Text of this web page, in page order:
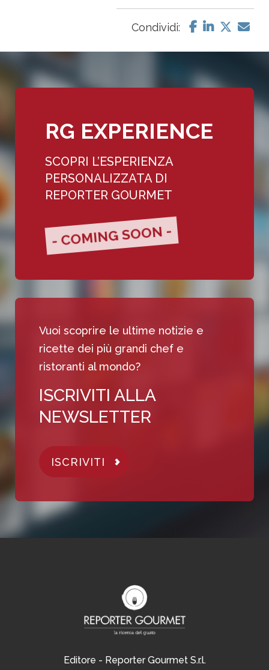
Condividi:
RG EXPERIENCE
SCOPRI L’ESPERIENZA
PERSONALIZZATA DI
REPORTER GOURMET
- COMING SOON -
Vuoi scoprire le ultime notizie e
ricette dei più grandi chef e
ristoranti al mondo?
ISCRIVITI ALLA
NEWSLETTER
ISCRIVITI
Editore - Reporter Gourmet S.r.l.